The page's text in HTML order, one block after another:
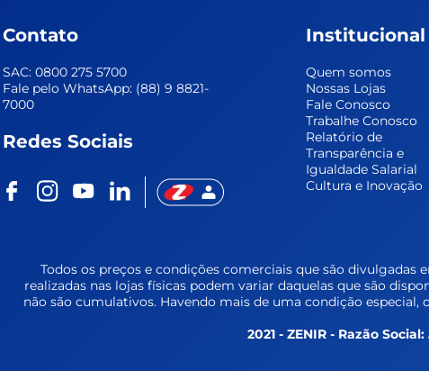
Contato
SAC: 0800 275 5700
Fale pelo WhatsApp: (88) 9 8821-
7000
Redes Sociais
Institucional
Quem somos
Nossas Lojas
Fale Conosco
Trabalhe Conosco
Relatório de
Transparência e
Igualdade Salarial
Cultura e Inovação
Todos os preços e condições comerciais que são divulgadas
realizadas nas lojas físicas podem variar daquelas que são
não são cumulativos. Havendo mais de uma condição
2021 - ZENIR - Razão